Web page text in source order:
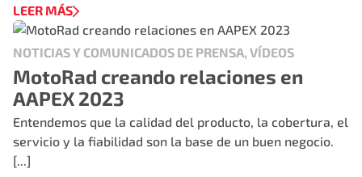
LEER MÁS
NOTICIAS Y COMUNICADOS DE PRENSA, VÍDEOS
MotoRad creando relaciones en
AAPEX 2023
Entendemos que la calidad del producto, la cobertura, el
servicio y la fiabilidad son la base de un buen negocio.
[...]